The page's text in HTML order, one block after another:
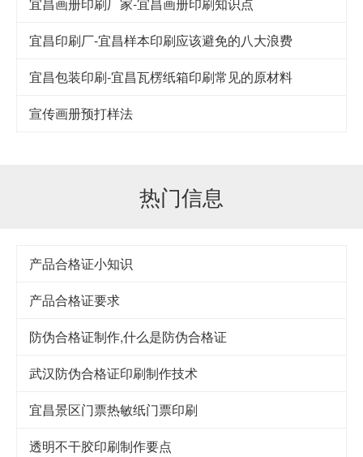
宜昌画册印刷厂家-宜昌画册印刷知识点
宜昌印刷厂-宜昌样本印刷应该避免的八大浪费
宜昌包装印刷-宜昌瓦楞纸箱印刷常见的原材料
宣传画册预打样法
热门信息
产品合格证小知识
产品合格证要求
防伪合格证制作,什么是防伪合格证
武汉防伪合格证印刷制作技术
宜昌景区门票热敏纸门票印刷
透明不干胶印刷制作要点